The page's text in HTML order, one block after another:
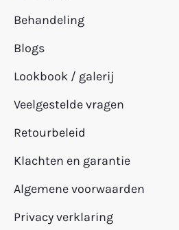
Behandeling
Blogs
Lookbook / galerij
Veelgestelde vragen
Retourbeleid
Klachten en garantie
Algemene voorwaarden
Privacy verklaring